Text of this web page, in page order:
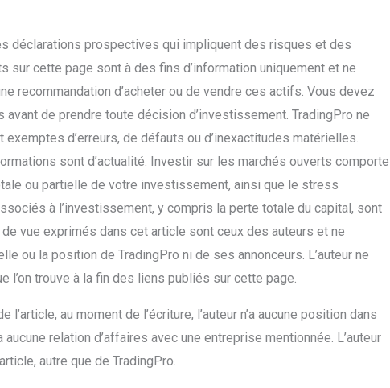
déclarations prospectives qui impliquent des risques et des
cette page sont à des fins d’information uniquement et ne
recommandation d’acheter ou de vendre ces actifs. Vous devez
de prendre toute décision d’investissement. TradingPro ne
d’erreurs, de défauts ou d’inexactitudes matérielles.
sont d’actualité. Investir sur les marchés ouverts comporte
ou partielle de votre investissement, ainsi que le stress
à l’investissement, y compris la perte totale du capital, sont
vue exprimés dans cet article sont ceux des auteurs et ne
ou la position de TradingPro ni de ses annonceurs. L’auteur ne
l’on trouve à la fin des liens publiés sur cette page.
au moment de l’écriture, l’auteur n’a aucune position dans
relation d’affaires avec une entreprise mentionnée. L’auteur
autre que de TradingPro.